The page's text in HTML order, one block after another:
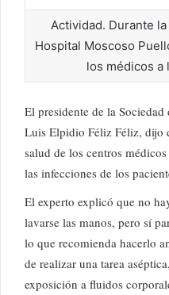
Actividad. Durante
Hospital Moscoso
los médicos a
El presidente de la
Luis Elpidio Féliz Féliz, dijo
salud de los centros
las infecciones de los
El experto explicó que no
lavarse las manos, pero sí
lo que recomienda hacerlo
de realizar una tarea
exposición a fluidos